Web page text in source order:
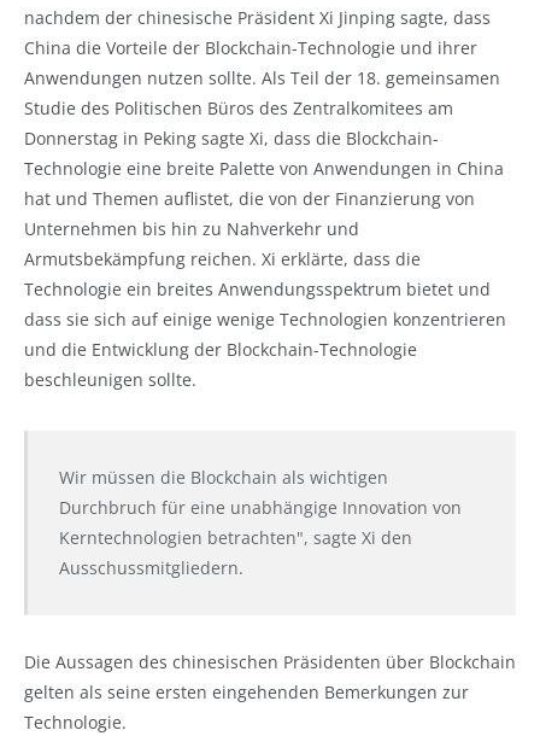
nachdem der chinesische Präsident Xi Jinping sagte, dass
China die Vorteile der Blockchain-Technologie und ihrer
Anwendungen nutzen sollte. Als Teil der 18. gemeinsamen
Studie des Politischen Büros des Zentralkomitees am
Donnerstag in Peking sagte Xi, dass die Blockchain-
Technologie eine breite Palette von Anwendungen in China
hat und Themen auflistet, die von der Finanzierung von
Unternehmen bis hin zu Nahverkehr und
Armutsbekämpfung reichen. Xi erklärte, dass die
Technologie ein breites Anwendungsspektrum bietet und
dass sie sich auf einige wenige Technologien konzentrieren
und die Entwicklung der Blockchain-Technologie
beschleunigen sollte.
Wir müssen die Blockchain als wichtigen
Durchbruch für eine unabhängige Innovation von
Kerntechnologien betrachten", sagte Xi den
Ausschussmitgliedern.
Die Aussagen des chinesischen Präsidenten über Blockchain
gelten als seine ersten eingehenden Bemerkungen zur
Technologie.